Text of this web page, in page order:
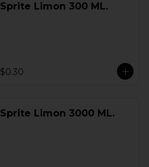
Sprite Limon 300 ML.
$0.30
Sprite Limon 3000 ML.